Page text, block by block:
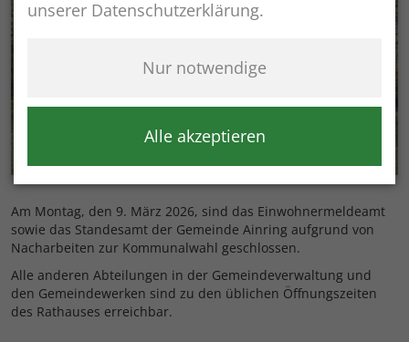
Am Montag, den 9. März 2026, sind das Einwohnermeldeamt
sowie das Standesamt der Gemeinde Ainring aufgrund von
Nacharbeiten zur Kommunalwahl geschlossen.
Alle anderen Abteilungen in der Gemeindeverwaltung und
den Gemeindewerken sind zu den üblichen Öffnungszeiten
des Rathauses erreichbar.
unserer Datenschutzerklärung.
Nur notwendige
Alle akzeptieren